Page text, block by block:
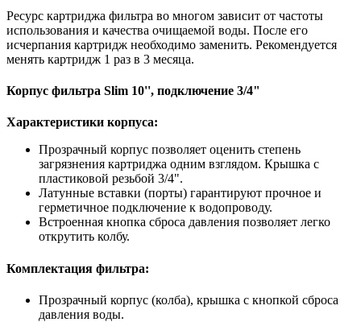
Ресурс картриджа фильтра во многом зависит от частоты
использования и качества очищаемой воды. После его
исчерпания картридж необходимо заменить. Рекомендуется
менять картридж 1 раз в 3 месяца.
Корпус фильтра Slim 10'', подключение 3/4"
Характеристики корпуса:
Прозрачный корпус позволяет оценить степень
загрязнения картриджа одним взглядом. Крышка с
пластиковой резьбой 3/4".
Латунные вставки (порты) гарантируют прочное и
герметичное подключение к водопроводу.
Встроенная кнопка сброса давления позволяет легко
открутить колбу.
Комплектация фильтра:
Прозрачный корпус (колба), крышка с кнопкой сброса
давления воды.